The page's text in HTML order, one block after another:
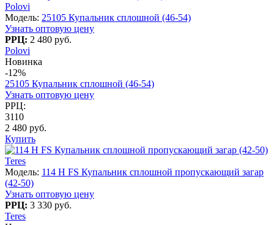
Polovi
Модель: 25105 Купальник сплошной (46-54)
Узнать оптовую цену
РРЦ: 2 480 руб.
Polovi
Новинка
-12%
25105 Купальник сплошной (46-54)
Узнать оптовую цену
РРЦ:
3110
2 480 руб.
Купить
Teres
Модель: 114 H FS Купальник сплошной пропускающий загар
(42-50)
Узнать оптовую цену
РРЦ: 3 330 руб.
Teres